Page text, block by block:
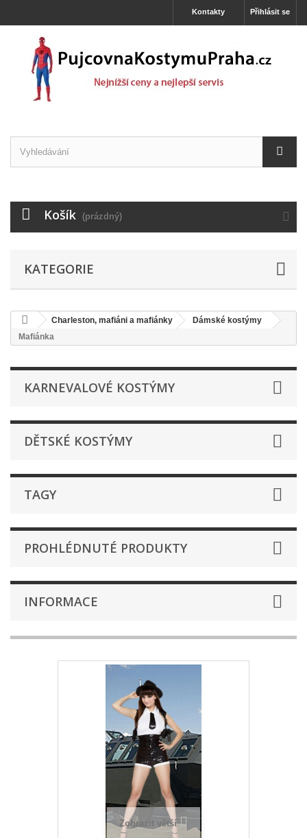
Přihlásit se
Kontakty
Košík (prázdný)
KATEGORIE
Charleston, mafiáni a mafiánky
Dámské kostýmy
Mafiánka
KARNEVALOVÉ KOSTÝMY
DĚTSKÉ KOSTÝMY
TAGY
PROHLÉDNUTÉ PRODUKTY
INFORMACE
Zobrazit větší